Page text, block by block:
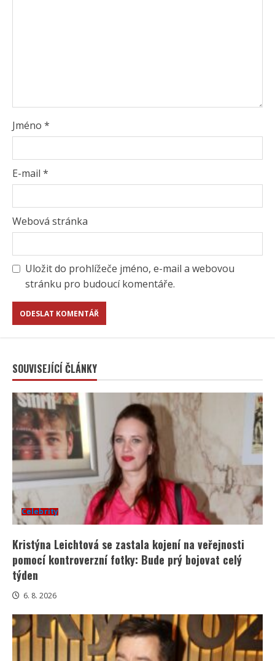
Jméno *
E-mail *
Webová stránka
Uložit do prohlížeče jméno, e-mail a webovou
stránku pro budoucí komentáře.
SOUVISEJÍCÍ ČLÁNKY
Celebrity
Kristýna Leichtová se zastala kojení na veřejnosti
pomocí kontroverzní fotky: Bude prý bojovat celý
týden
6. 8. 2026